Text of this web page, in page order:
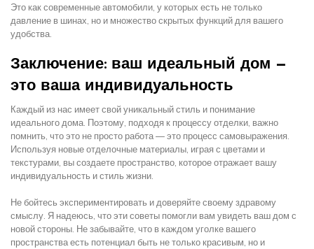
Это как современные автомобили, у которых есть не только
давление в шинах, но и множество скрытых функций для вашего
удобства.
Заключение: ваш идеальный дом —
это ваша индивидуальность
Каждый из нас имеет свой уникальный стиль и понимание
идеального дома. Поэтому, подходя к процессу отделки, важно
помнить, что это не просто работа — это процесс самовыражения.
Используя новые отделочные материалы, играя с цветами и
текстурами, вы создаете пространство, которое отражает вашу
индивидуальность и стиль жизни.
Не бойтесь экспериментировать и доверяйте своему здравому
смыслу. Я надеюсь, что эти советы помогли вам увидеть ваш дом с
новой стороны. Не забывайте, что в каждом уголке вашего
пространства есть потенциал быть не только красивым, но и